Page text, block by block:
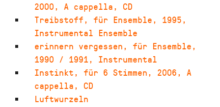
2000, A cappella, CD
Treibstoff, für Ensemble, 1995,
Instrumental Ensemble
erinnern vergessen, für Ensemble,
1990 / 1991, Instrumental
Instinkt, für 6 Stimmen, 2006, A
cappella, CD
Luftwurzeln